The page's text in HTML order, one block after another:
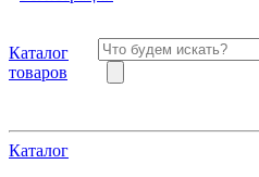
Каталог
товаров
Каталог